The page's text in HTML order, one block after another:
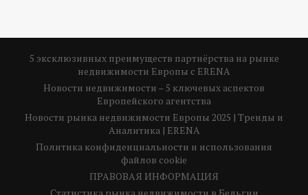
5 эксклюзивных преимуществ партнёрства на рынке
недвижимости Европы с ERENA
Новости недвижимости – 5 ключевых аспектов
Европейского агентства
Новости рынка недвижимости Европы 2025 | Тренды и
Аналитика | ERENA
Политика конфиденциальности и использования
файлов cookie
ПРАВОВАЯ ИНФОРМАЦИЯ